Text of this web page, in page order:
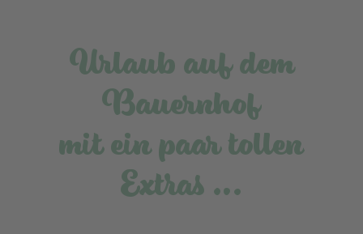
Urlaub auf dem
Bauernhof
mit ein paar tollen
Extras …